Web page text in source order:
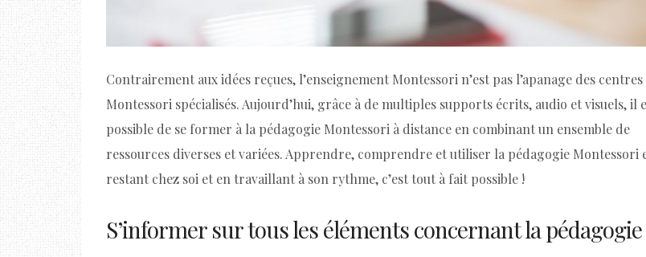
Contrairement aux idées reçues, l’enseignement Montessori n’est pas l’apanage des centres
Montessori spécialisés. Aujourd’hui, grâce à de multiples supports écrits, audio et visuels, il
possible de se former à la pédagogie Montessori à distance en combinant un ensemble de
ressources diverses et variées. Apprendre, comprendre et utiliser la pédagogie Montessori
restant chez soi et en travaillant à son rythme, c’est tout à fait possible !
S’informer sur tous les éléments concernant la pédagogie